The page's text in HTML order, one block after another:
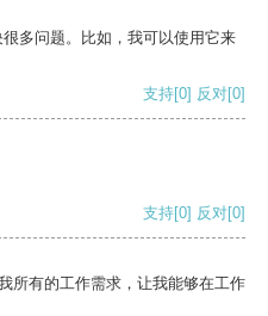
多问题。比如，我可以使用它来
支持[0] 反对[0]
支持[0] 反对[0]
所有的工作需求，让我能够在工作